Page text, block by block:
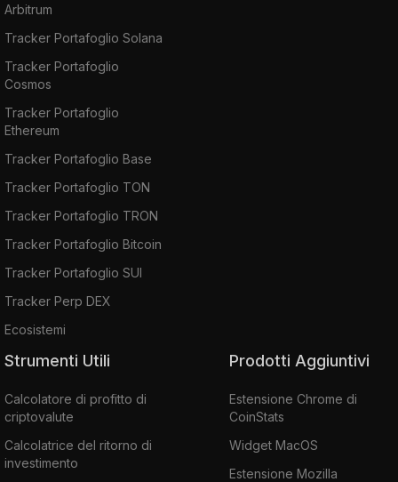
Arbitrum
Tracker Portafoglio Solana
Tracker Portafoglio
Cosmos
Tracker Portafoglio
Ethereum
Tracker Portafoglio Base
Tracker Portafoglio TON
Tracker Portafoglio TRON
Tracker Portafoglio Bitcoin
Tracker Portafoglio SUI
Tracker Perp DEX
Ecosistemi
Strumenti Utili
Calcolatore di profitto di
criptovalute
Calcolatrice del ritorno di
investimento
Prodotti Aggiuntivi
Estensione Chrome di
CoinStats
Widget MacOS
Estensione Mozilla